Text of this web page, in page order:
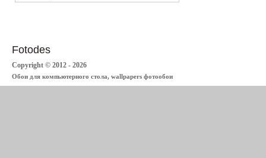
Fotodes
Copyright © 2012 - 2026
Обои для компьютерного стола, wallpapers фотообои